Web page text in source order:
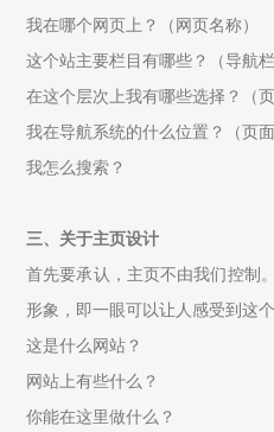
我在哪个网页上？（网页名称）
这个站主要栏目有哪些？（导航栏
在这个层次上我有哪些选择？（页
我在导航系统的什么位置？（页
我怎么搜索？
三、关于主页设计
首先要承认，主页不由我们控制
形象，即一眼可以让人感受到这
这是什么网站？
网站上有些什么？
你能在这里做什么？